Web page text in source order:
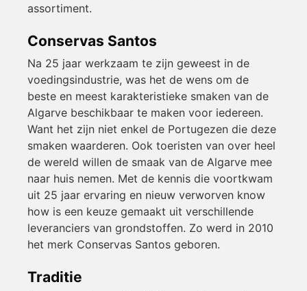
assortiment.
Conservas Santos
Na 25 jaar werkzaam te zijn geweest in de
voedingsindustrie, was het de wens om de
beste en meest karakteristieke smaken van de
Algarve beschikbaar te maken voor iedereen.
Want het zijn niet enkel de Portugezen die deze
smaken waarderen. Ook toeristen van over heel
de wereld willen de smaak van de Algarve mee
naar huis nemen. Met de kennis die voortkwam
uit 25 jaar ervaring en nieuw verworven know
how is een keuze gemaakt uit verschillende
leveranciers van grondstoffen. Zo werd in 2010
het merk Conservas Santos geboren.
Traditie